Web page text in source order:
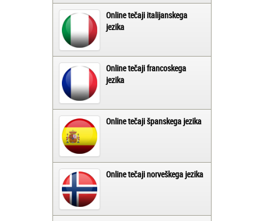
Online tečaji italijanskega
jezika
Online tečaji francoskega
jezika
Online tečaji španskega jezika
Online tečaji norveškega jezika